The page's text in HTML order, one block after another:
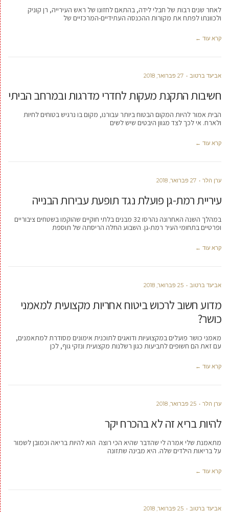
לאחר שנים רבות של חבלי לידה, בהתאם לחזונו של ראש העירייה, רן קוניק
ולכוונתו לפתח את מקורות ההכנסה העתידיים-המרכזיים של
קרא עוד ←
אביעד ברטוב 27 פברואר, 2018
חשיבות התקנת מעקות לחדרי מדרגות ובמרחב הביתי
הבית אמור להיות המקום הבטוח ביותר עבורנו, מקום בו נרגיש בטוחים לחיות
ולארח. אי לכך לצד מגוון היבטים שיש לשים
קרא עוד ←
ערן הלר 27 פברואר, 2018
עיריית רמת-גן פועלת נגד תופעת עבירות הבנייה
במהלך השנה האחרונה נהרסו 32 מבנים בלתי חוקיים שהוקמו בשטחים ציבוריים
ופרטיים בתחומי העיר רמת-גן. השבוע החלה הריסתה של תוספת
קרא עוד ←
אביעד ברטוב 25 פברואר, 2018
מדוע חשוב לרכוש ביטוח אחריות מקצועית למאמני
כושר?
מאמני כושר פועלים במקצועיות ודואגים לתוכנית אימונים מסודרת למתאמנים,
עם זאת הם חשופים לתביעות כגון רשלנות מקצועית ונזקי גוף, לכן
קרא עוד ←
ערן הלר 25 פברואר, 2018
להיות בריא זה לא בהכרח יקר
מתאמנת שלי אמרה לי שהדבר שהיא הכי רוצה הוא להיות בריאה וכמובן לשמור
על בריאות הילדים שלה. היא מבינה שתזונה
קרא עוד ←
אביעד ברטוב 25 פברואר, 2018